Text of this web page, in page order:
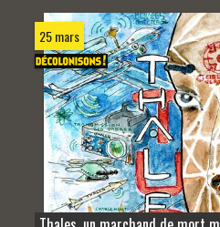
25 mars